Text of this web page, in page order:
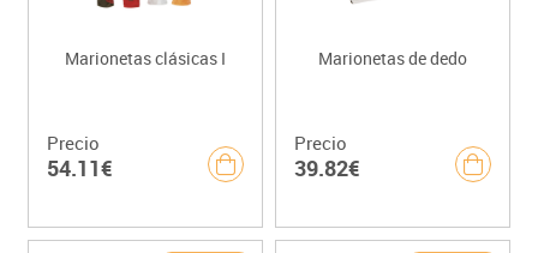
Marionetas clásicas I
Precio
54.11€
Marionetas de dedo
Precio
39.82€